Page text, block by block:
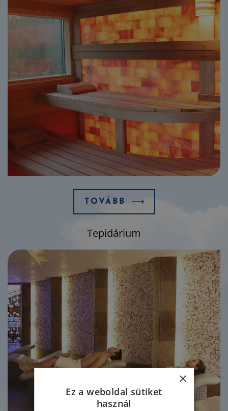
TOVÁBB
Tepidárium
×
Ez a weboldal sütiket
használ